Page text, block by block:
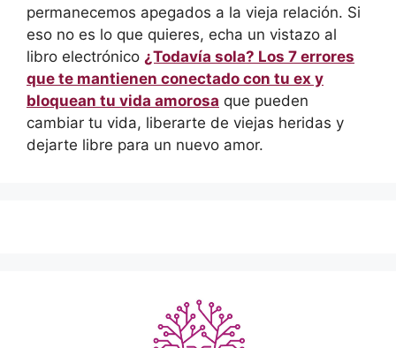
permanecemos apegados a la vieja relación. Si
eso no es lo que quieres, echa un vistazo al
libro electrónico ¿Todavía sola? Los 7 errores
que te mantienen conectado con tu ex y
bloquean tu vida amorosa que pueden
cambiar tu vida, liberarte de viejas heridas y
dejarte libre para un nuevo amor.